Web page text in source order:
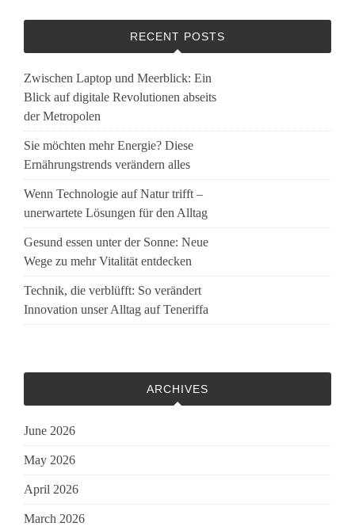
RECENT POSTS
Zwischen Laptop und Meerblick: Ein
Blick auf digitale Revolutionen abseits
der Metropolen
Sie möchten mehr Energie? Diese
Ernährungstrends verändern alles
Wenn Technologie auf Natur trifft –
unerwartete Lösungen für den Alltag
Gesund essen unter der Sonne: Neue
Wege zu mehr Vitalität entdecken
Technik, die verblüfft: So verändert
Innovation unser Alltag auf Teneriffa
ARCHIVES
June 2026
May 2026
April 2026
March 2026